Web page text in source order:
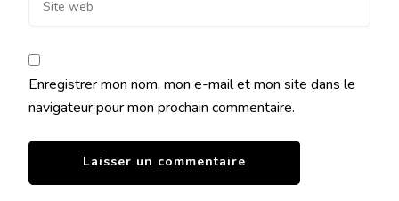
Enregistrer mon nom, mon e-mail et mon site dans le
navigateur pour mon prochain commentaire.